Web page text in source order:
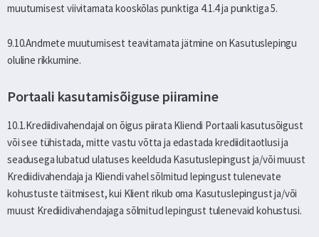
muutumisest viivitamata kooskõlas punktiga 4.1.4 ja punktiga 5.
9.10.Andmete muutumisest teavitamata jätmine on Kasutuslepingu
oluline rikkumine.
Portaali kasutamisõiguse piiramine
10.1.Krediidivahendajal on õigus piirata Kliendi Portaali kasutusõigust
või see tühistada, mitte vastu võtta ja edastada krediiditaotlusi ja
seadusega lubatud ulatuses keelduda Kasutuslepingust ja/või muust
Krediidivahendaja ja Kliendi vahel sõlmitud lepingust tulenevate
kohustuste täitmisest, kui Klient rikub oma Kasutuslepingust ja/või
muust Krediidivahendajaga sõlmitud lepingust tulenevaid kohustusi.